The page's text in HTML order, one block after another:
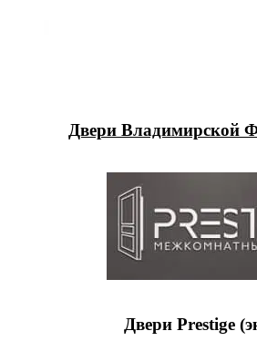
Двери Владимирской
Двери Prestige